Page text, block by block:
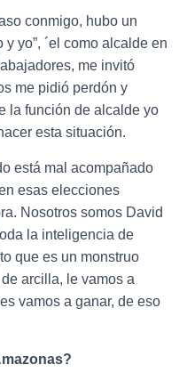
conmigo, hubo un
yo”, ´el como alcalde en
me invitó
me pidió perdón y
la función de alcalde yo
esta situación.
está mal acompañado
esas elecciones
Nosotros somos David
la inteligencia de
que es un monstruo
arcilla, le vamos a
vamos a ganar, de eso